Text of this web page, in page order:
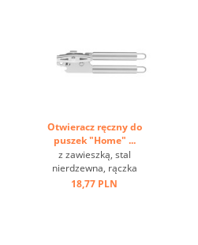
Otwieracz ręczny do
puszek "Home" ...
z zawieszką, stal
nierdzewna, rączka
wydrążona ...
18,77 PLN